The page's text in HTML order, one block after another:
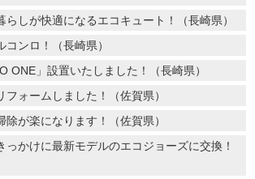
らしが快適になるエコキュート！（長崎県）
ンロ！（長崎県）
ONE」設置いたしました！（長崎県）
ォームしました！（佐賀県）
が楽になります！（佐賀県）
っかけに最新モデルのエコジョーズに交換！